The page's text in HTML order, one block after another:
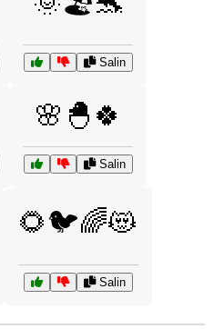
Salin
🌸🐣🍀
Salin
🌻🐦🌈😻
Salin